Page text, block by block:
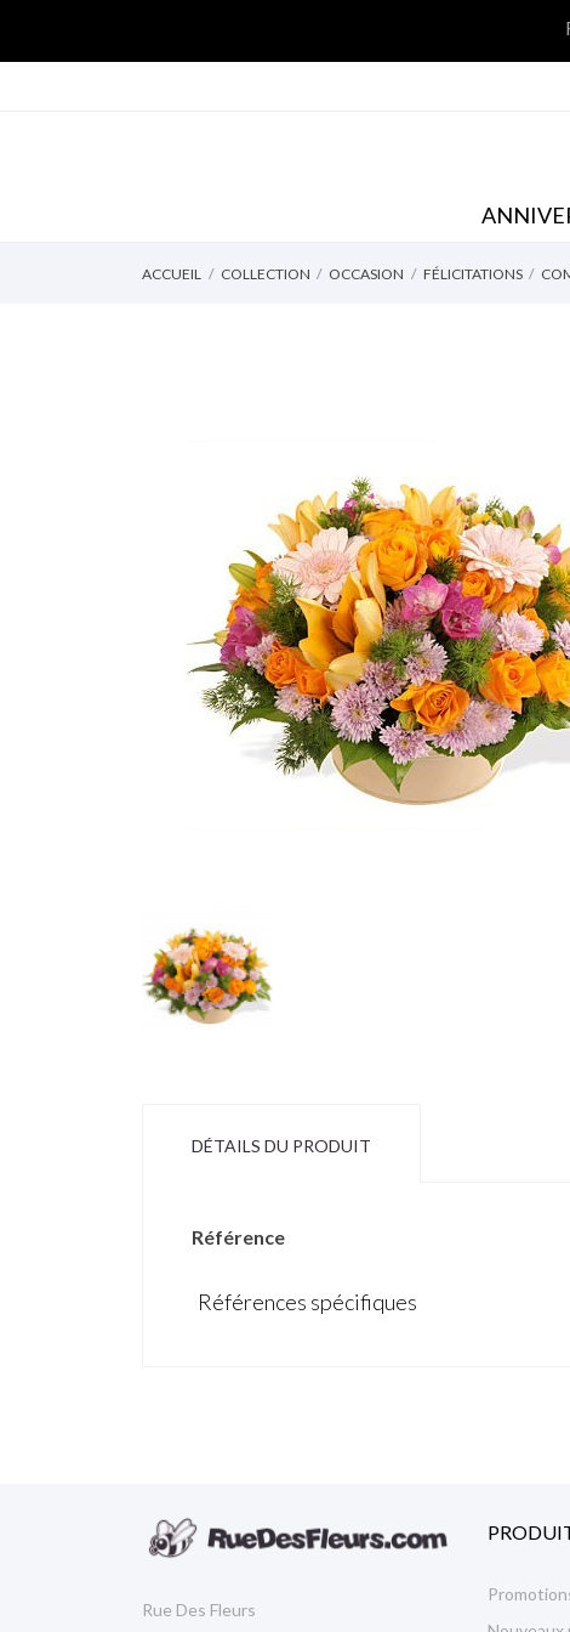
ACCUEIL COLLECTION OCCASION FÉLICITATIONS
DÉTAILS DU PRODUIT
Référence
Références spécifiques
Rue Des Fleurs